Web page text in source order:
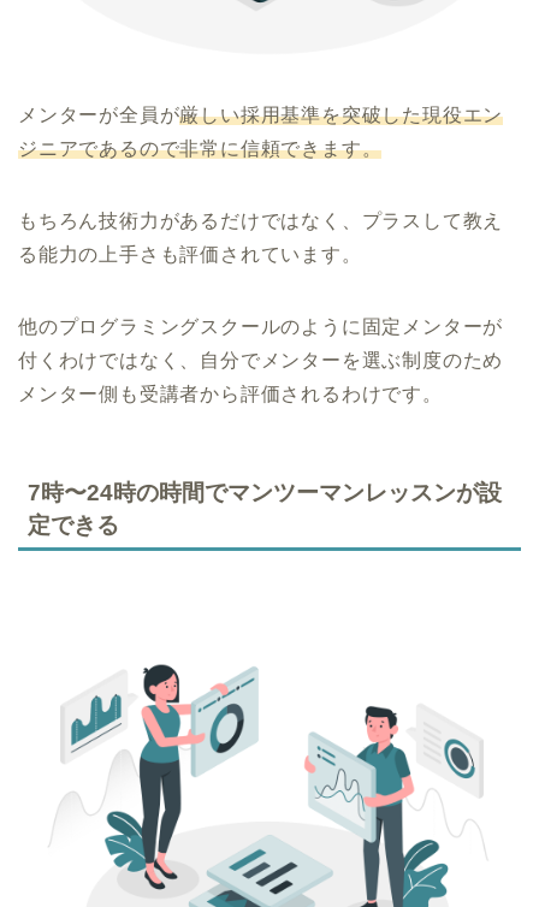
メンターが全員が厳しい採用基準を突破した現役エン
ジニアであるので非常に信頼できます。
もちろん技術力があるだけではなく、プラスして教え
る能力の上手さも評価されています。
他のプログラミングスクールのように固定メンターが
付くわけではなく、自分でメンターを選ぶ制度のため
メンター側も受講者から評価されるわけです。
7時〜24時の時間でマンツーマンレッスンが設
定できる